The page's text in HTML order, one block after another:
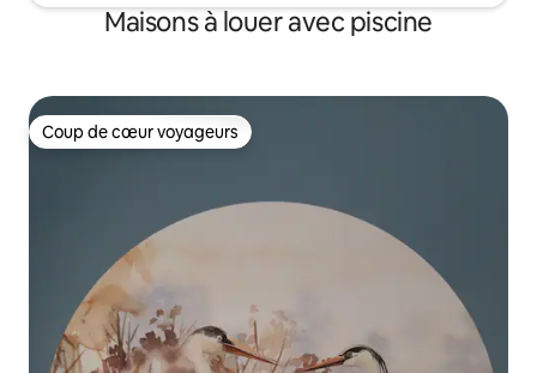
Maisons à louer avec piscine
Coup de cœur voyageurs
Coup de cœur voyageurs